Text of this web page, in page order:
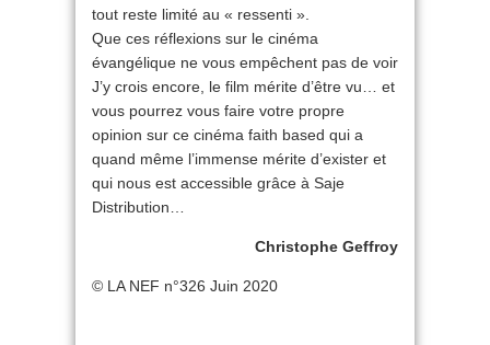
tout reste limité au « ressenti ».
Que ces réflexions sur le cinéma
évangélique ne vous empêchent pas de voir
J’y crois encore, le film mérite d’être vu… et
vous pourrez vous faire votre propre
opinion sur ce cinéma faith based qui a
quand même l’immense mérite d’exister et
qui nous est accessible grâce à Saje
Distribution…
Christophe Geffroy
© LA NEF n°326 Juin 2020